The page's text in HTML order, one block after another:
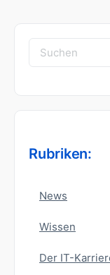
Suchen
nach:
Rubriken:
News
Wissen
Der IT-